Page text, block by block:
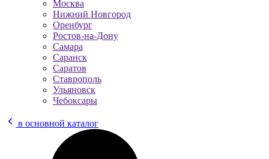
Москва
Нижний Новгород
Оренбург
Ростов-на-Дону
Самара
Саранск
Саратов
Ставрополь
Ульяновск
Чебоксары
в основной каталог